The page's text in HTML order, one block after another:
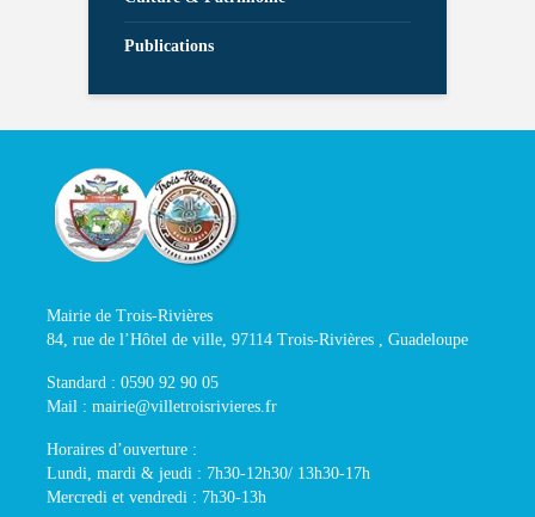
Publications
Mairie de Trois-Rivières
84, rue de l’Hôtel de ville, 97114 Trois-Rivières , Guadeloupe
Standard : 0590 92 90 05
Mail : mairie@villetroisrivieres.fr
Horaires d’ouverture :
Lundi, mardi & jeudi : 7h30-12h30/ 13h30-17h
Mercredi et vendredi : 7h30-13h